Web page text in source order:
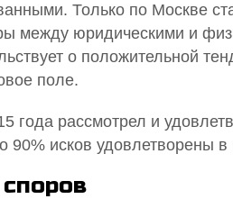
Только по Москве
между юридическими и
о положительной
поле.
года рассмотрел и
90% исков удовлетворены